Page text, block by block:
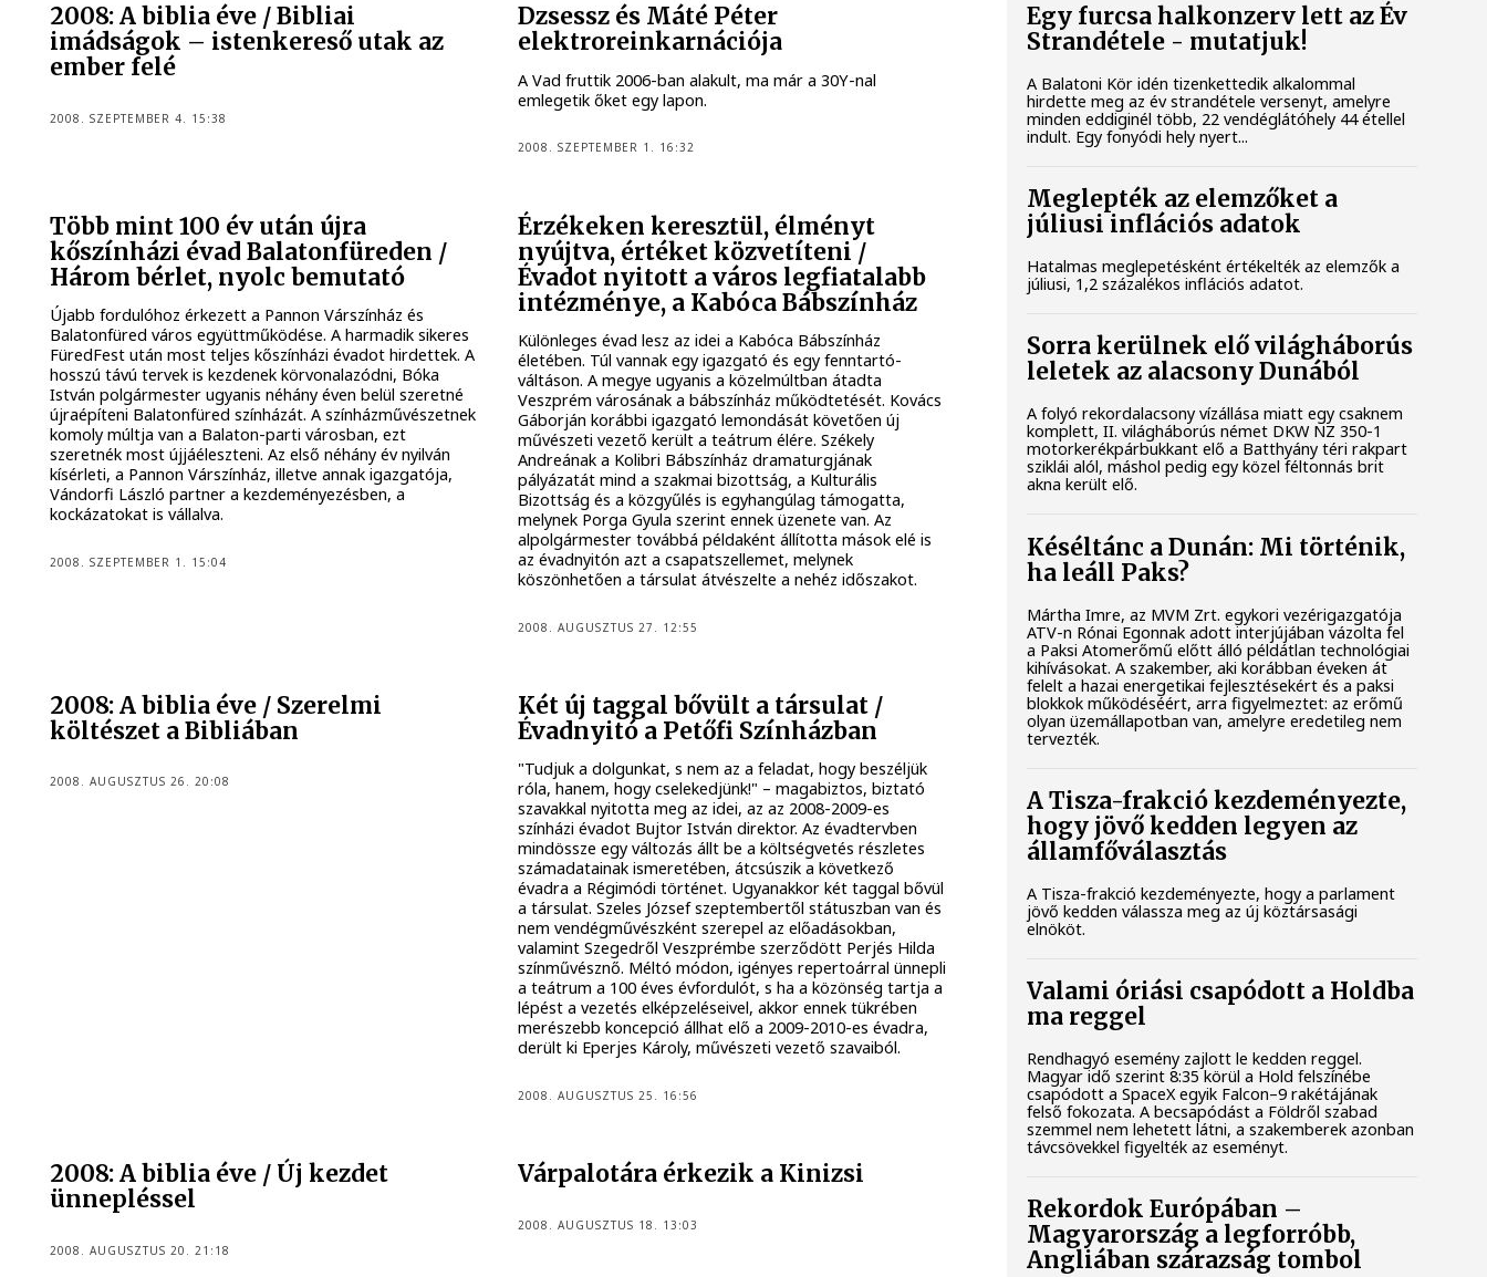
2008: A biblia éve / Bibliai
imádságok – istenkereső utak az
ember felé
2008. SZEPTEMBER 4. 15:38
Dzsessz és Máté Péter
elektroreinkarnációja
A Vad fruttik 2006-ban alakult, ma már a 30Y-nal
emlegetik őket egy lapon.
2008. SZEPTEMBER 1. 16:32
Több mint 100 év után újra
kőszínházi évad Balatonfüreden /
Három bérlet, nyolc bemutató
Újabb fordulóhoz érkezett a Pannon Várszínház és
Balatonfüred város együttműködése. A harmadik sikeres
FüredFest után most teljes kőszínházi évadot hirdettek. A
hosszú távú tervek is kezdenek körvonalazódni, Bóka
István polgármester ugyanis néhány éven belül szeretné
újraépíteni Balatonfüred színházát. A színházművészetnek
komoly múltja van a Balaton-parti városban, ezt
szeretnék most újjáéleszteni. Az első néhány év nyilván
kísérleti, a Pannon Várszínház, illetve annak igazgatója,
Vándorfi László partner a kezdeményezésben, a
kockázatokat is vállalva.
2008. SZEPTEMBER 1. 15:04
Érzékeken keresztül, élményt
nyújtva, értéket közvetíteni /
Évadot nyitott a város legfiatalabb
intézménye, a Kabóca Bábszínház
Különleges évad lesz az idei a Kabóca Bábszínház
életében. Túl vannak egy igazgató és egy fenntartó-
váltáson. A megye ugyanis a közelmúltban átadta
Veszprém városának a bábszínház működtetését. Kovács
Gáborján korábbi igazgató lemondását követően új
művészeti vezető került a teátrum élére. Székely
Andreának a Kolibri Bábszínház dramaturgjának
pályázatát mind a szakmai bizottság, a Kulturális
Bizottság és a közgyűlés is egyhangúlag támogatta,
melynek Porga Gyula szerint ennek üzenete van. Az
alpolgármester továbbá példaként állította mások elé is
az évadnyitón azt a csapatszellemet, melynek
köszönhetően a társulat átvészelte a nehéz időszakot.
2008. AUGUSZTUS 27. 12:55
2008: A biblia éve / Szerelmi
költészet a Bibliában
2008. AUGUSZTUS 26. 20:08
Két új taggal bővült a társulat /
Évadnyitó a Petőfi Színházban
"Tudjuk a dolgunkat, s nem az a feladat, hogy beszéljük
róla, hanem, hogy cselekedjünk!" – magabiztos, biztató
szavakkal nyitotta meg az idei, az az 2008-2009-es
színházi évadot Bujtor István direktor. Az évadtervben
mindössze egy változás állt be a költségvetés részletes
számadatainak ismeretében, átcsúszik a következő
évadra a Régimódi történet. Ugyanakkor két taggal bővül
a társulat. Szeles József szeptembertől státuszban van és
nem vendégművészként szerepel az előadásokban,
valamint Szegedről Veszprémbe szerződött Perjés Hilda
színművésznő. Méltó módon, igényes repertoárral ünnepli
a teátrum a 100 éves évfordulót, s ha a közönség tartja a
lépést a vezetés elképzeléseivel, akkor ennek tükrében
merészebb koncepció állhat elő a 2009-2010-es évadra,
derült ki Eperjes Károly, művészeti vezető szavaiból.
2008. AUGUSZTUS 25. 16:56
2008: A biblia éve / Új kezdet
ünnepléssel
2008. AUGUSZTUS 20. 21:18
Várpalotára érkezik a Kinizsi
2008. AUGUSZTUS 18. 13:03
Egy furcsa halkonzerv lett az Év
Strandétele - mutatjuk!
A Balatoni Kör idén tizenkettedik alkalommal
hirdette meg az év strandétele versenyt, amelyre
minden eddiginél több, 22 vendéglátóhely 44 étellel
indult. Egy fonyódi hely nyert...
Meglepték az elemzőket a
júliusi inflációs adatok
Hatalmas meglepetésként értékelték az elemzők a
júliusi, 1,2 százalékos inflációs adatot.
Sorra kerülnek elő világháborús
leletek az alacsony Dunából
A folyó rekordalacsony vízállása miatt egy csaknem
komplett, II. világháborús német DKW NZ 350-1
motorkerékpárbukkant elő a Batthyány téri rakpart
sziklái alól, máshol pedig egy közel féltonnás brit
akna került elő.
Késéltánc a Dunán: Mi történik,
ha leáll Paks?
Mártha Imre, az MVM Zrt. egykori vezérigazgatója
ATV-n Rónai Egonnak adott interjújában vázolta fel
a Paksi Atomerőmű előtt álló példátlan technológiai
kihívásokat. A szakember, aki korábban éveken át
felelt a hazai energetikai fejlesztésekért és a paksi
blokkok működéséért, arra figyelmeztet: az erőmű
olyan üzemállapotban van, amelyre eredetileg nem
tervezték.
A Tisza-frakció kezdeményezte,
hogy jövő kedden legyen az
államfőválasztás
A Tisza-frakció kezdeményezte, hogy a parlament
jövő kedden válassza meg az új köztársasági
elnököt.
Valami óriási csapódott a Holdba
ma reggel
Rendhagyó esemény zajlott le kedden reggel.
Magyar idő szerint 8:35 körül a Hold felszínébe
csapódott a SpaceX egyik Falcon–9 rakétájának
felső fokozata. A becsapódást a Földről szabad
szemmel nem lehetett látni, a szakemberek azonban
távcsövekkel figyelték az eseményt.
Rekordok Európában –
Magyarország a legforróbb,
Angliában szárazság tombol